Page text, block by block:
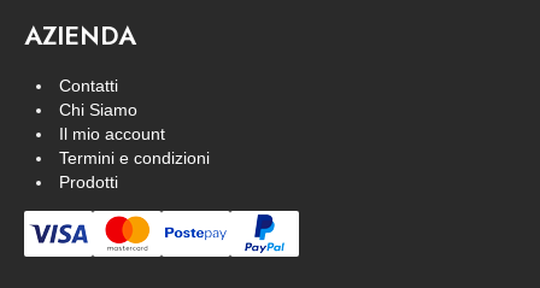
AZIENDA
Contatti
Chi Siamo
Il mio account
Termini e condizioni
Prodotti